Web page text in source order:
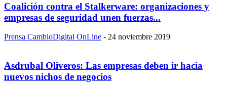
Coalición contra el Stalkerware: organizaciones y
empresas de seguridad unen fuerzas...
Prensa CambioDigital OnLine - 24 noviembre 2019
Asdrubal Oliveros: Las empresas deben ir hacia
nuevos nichos de negocios